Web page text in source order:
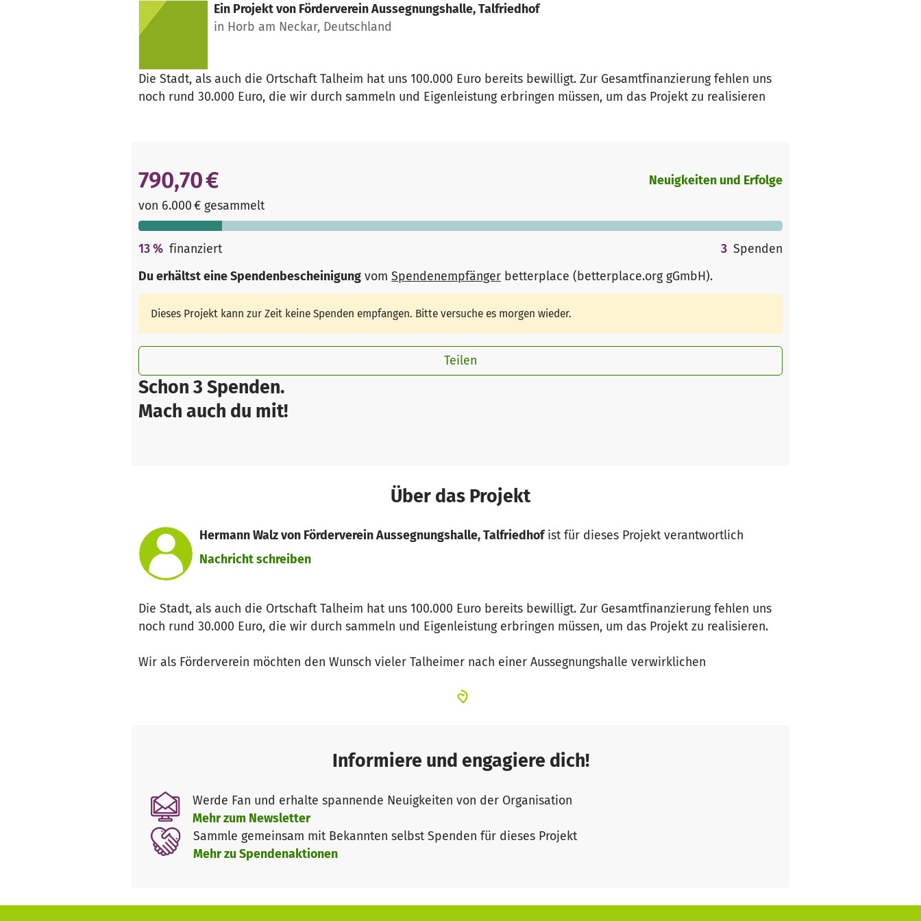
Ein Projekt von Förderverein Aussegnungshalle, Talfriedhof
in Horb am Neckar, Deutschland
Die Stadt, als auch die Ortschaft Talheim hat uns 100.000 Euro bereits bewilligt. Zur Gesamtfinanzierung fehlen uns
noch rund 30.000 Euro, die wir durch sammeln und Eigenleistung erbringen müssen, um das Projekt zu realisieren
Schon 3 Spenden.
Mach auch du mit!
790,70 €
von 6.000 € gesammelt
Neuigkeiten und Erfolge
13% finanziert 3 Spenden
Du erhältst eine Spendenbescheinigung vom Spendenempfänger betterplace (betterplace.org gGmbH).
Dieses Projekt kann zur Zeit keine Spenden empfangen. Bitte versuche es morgen wieder.
Teilen
Über das Projekt
Hermann Walz von Förderverein Aussegnungshalle, Talfriedhofist für dieses Projekt verantwortlich
Nachricht schreiben
Die Stadt, als auch die Ortschaft Talheim hat uns 100.000 Euro bereits bewilligt. Zur Gesamtfinanzierung fehlen uns
noch rund 30.000 Euro, die wir durch sammeln und Eigenleistung erbringen müssen, um das Projekt zu realisieren.
Wir als Förderverein möchten den Wunsch vieler Talheimer nach einer Aussegnungshalle verwirklichen
Informiere und engagiere dich!
Werde Fan und erhalte spannende Neuigkeiten von der Organisation
Mehr zum Newsletter
Sammle gemeinsam mit Bekannten selbst Spenden für dieses Projekt
Mehr zu Spendenaktionen